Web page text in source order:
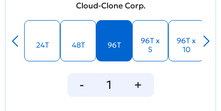
Cloud-Clone Corp.
24T 48T 96T
96T x
5
96T x
10